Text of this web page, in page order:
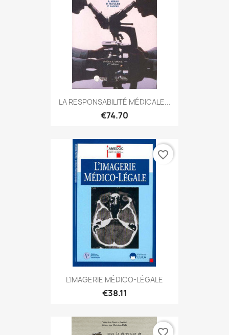
LA RESPONSABILITÉ MÉDICALE...
€74.70
L'IMAGERIE MÉDICO-LÉGALE
€38.11
favorite_border